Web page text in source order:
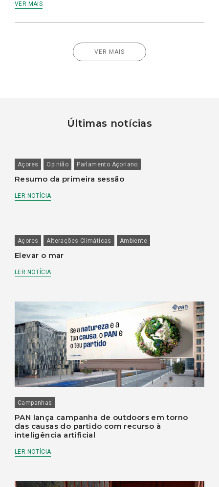
VER MAIS
VER MAIS
Últimas notícias
Açores Opinião Parlamento Açoriano
Resumo da primeira sessão
LER NOTÍCIA
Açores Alterações Climáticas Ambiente
Elevar o mar
LER NOTÍCIA
Campanhas
PAN lança campanha de outdoors em torno
das causas do partido com recurso à
inteligência artificial
LER NOTÍCIA